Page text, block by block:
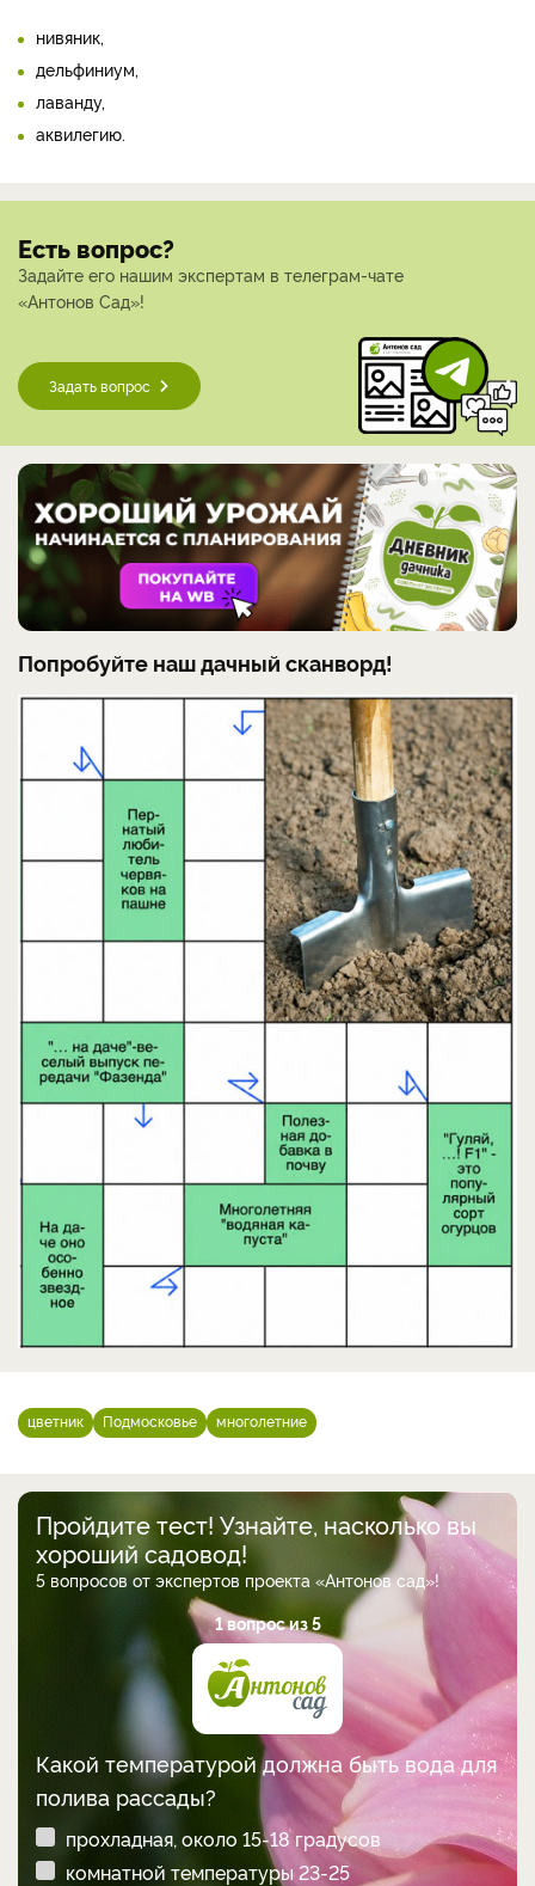
нивяник,
дельфиниум,
лаванду,
аквилегию.
Есть вопрос?
Задайте его нашим экспертам в телеграм-чате
«Антонов Сад»!
Задать вопрос
Попробуйте наш дачный сканворд!
цветник Подмосковье многолетние
Пройдите тест! Узнайте, насколько вы
хороший садовод!
5 вопросов от экспертов проекта «Антонов сад»!
1 вопрос из 5
Какой температурой должна быть вода для
полива рассады?
прохладная, около 15-18 градусов
комнатной температуры 23-25